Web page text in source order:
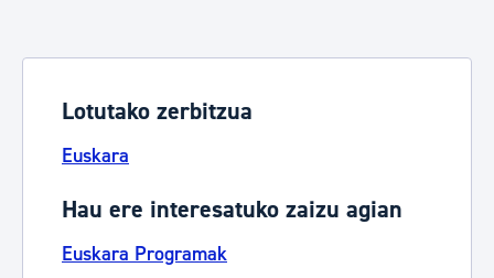
Lotutako zerbitzua
Euskara
Hau ere interesatuko zaizu agian
Euskara Programak